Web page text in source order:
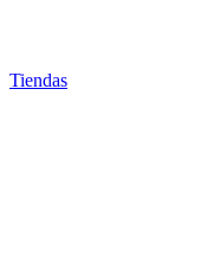
Tiendas